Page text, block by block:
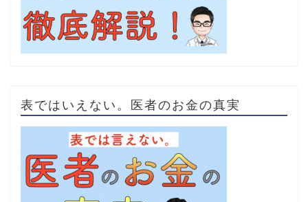
表ではいえない。医者のお金の真実